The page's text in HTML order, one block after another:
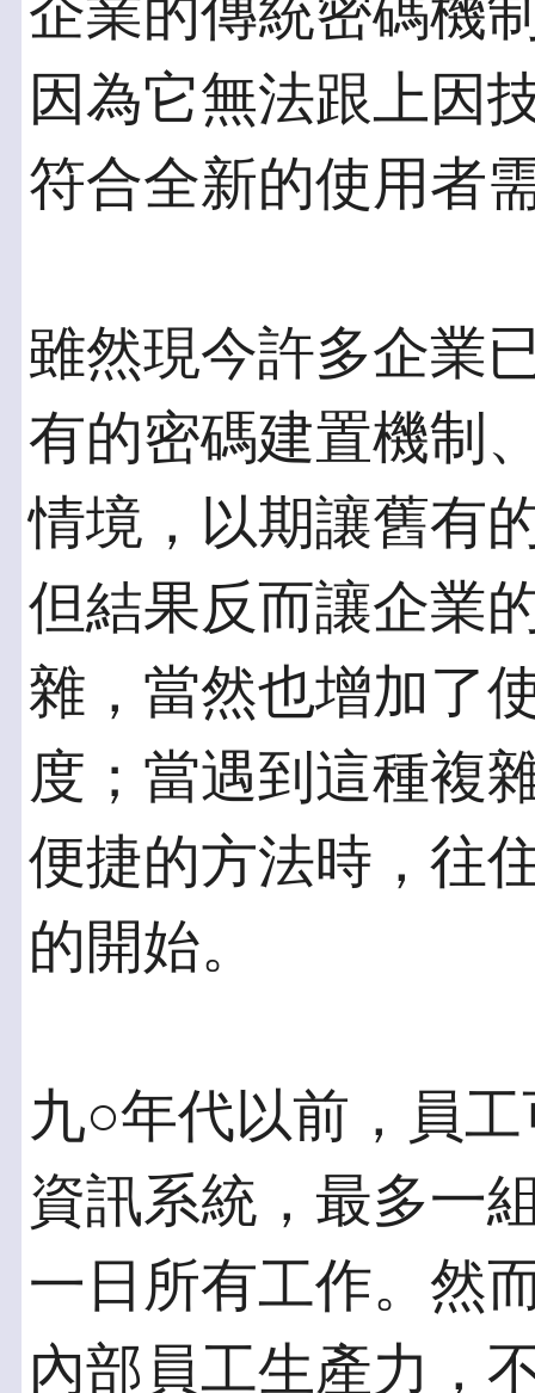
企業的傳統密碼機
因為它無法跟上因
符合全新的使用者
雖然現今許多企業
有的密碼建置機制
情境，以期讓舊有
但結果反而讓企業
雜，當然也增加了
度；當遇到這種複
便捷的方法時，往
的開始。
九○年代以前，員
資訊系統，最多一
一日所有工作。然
內部員工生產力，